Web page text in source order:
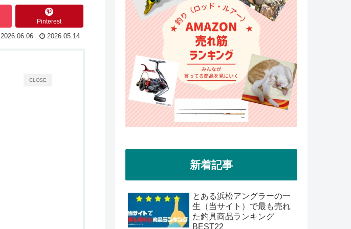
Pinterest
2026.06.06 2026.05.14
CLOSE
新着記事
とある浜松アングラーの一
生（当サイト）で最も売れ
た釣具商品ランキング
BEST22